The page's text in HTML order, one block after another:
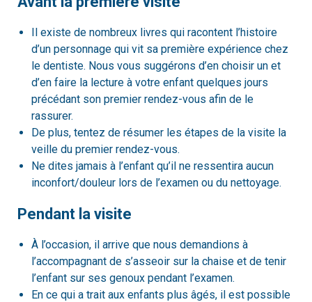
Il existe de nombreux livres qui racontent l’histoire
d’un personnage qui vit sa première expérience chez
le dentiste. Nous vous suggérons d’en choisir un et
d’en faire la lecture à votre enfant quelques jours
précédant son premier rendez-vous afin de le
rassurer.
De plus, tentez de résumer les étapes de la visite la
veille du premier rendez-vous.
Ne dites jamais à l’enfant qu’il ne ressentira aucun
inconfort/douleur lors de l’examen ou du nettoyage.
Pendant la visite
À l’occasion, il arrive que nous demandions à
l’accompagnant de s’asseoir sur la chaise et de tenir
l’enfant sur ses genoux pendant l’examen.
En ce qui a trait aux enfants plus âgés, il est possible